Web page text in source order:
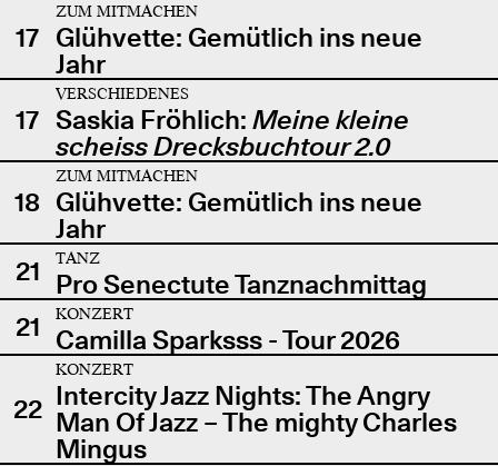
17
ZUM MITMACHEN
Glühvette: Gemütlich ins neue
Jahr
17
VERSCHIEDENES
Saskia Fröhlich: Meine kleine
scheiss Drecksbuchtour 2.0
18
ZUM MITMACHEN
Glühvette: Gemütlich ins neue
Jahr
21
TANZ
Pro Senectute Tanznachmittag
21
KONZERT
Camilla Sparksss - Tour 2026
22
KONZERT
Intercity Jazz Nights: The Angry
Man Of Jazz – The mighty Charles
Mingus